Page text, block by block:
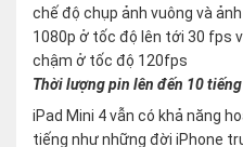
chế độ chụp ảnh vuông và
1080p ở tốc độ lên tới 30 fps
chậm ở tốc độ 120fps
Thời lượng pin lên đến 10 tiếng
iPad Mini 4 vẫn có khả năng
tiếng như những đời iPhone